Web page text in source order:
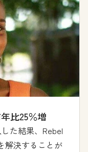
比25％増
た結果、Rebel
解決することが